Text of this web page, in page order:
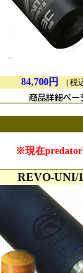
84,700円 （税
※現在
REVO-UNI/